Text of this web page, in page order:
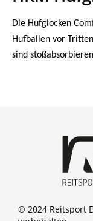
Die Hufglocken
Hufballen vor
sind
© 2024 Reitsport